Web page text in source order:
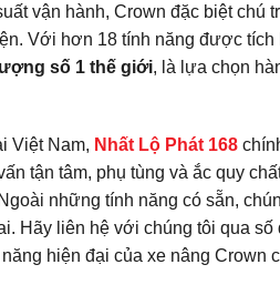
vận hành, Crown đặc biệt chú
Với hơn 18 tính năng được tích
số 1 thế giới, là lựa chọn
Việt Nam, Nhất Lộ Phát 168
tận tâm, phụ tùng và ắc quy
những tính năng có sẵn,
Hãy liên hệ với chúng tôi qua số
hiện đại của xe nâng Crown